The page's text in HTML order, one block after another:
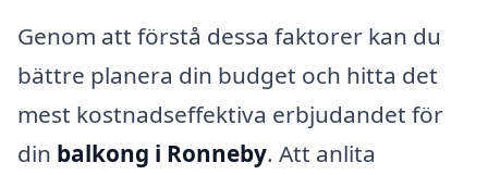
Genom att förstå dessa faktorer kan du
bättre planera din budget och hitta det
mest kostnadseffektiva erbjudandet för
din balkong i Ronneby. Att anlita